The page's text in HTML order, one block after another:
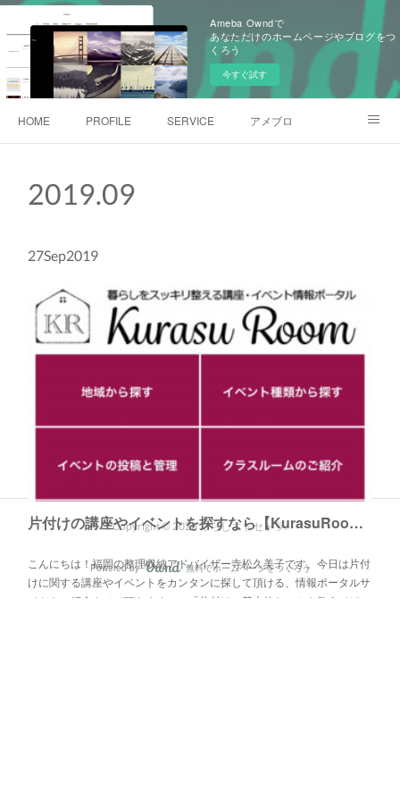
Ameba Owndで
あなただけのホームページやブログをつ
くろう
今すぐ試す
HOME PROFILE SERVICE アメブロ
2019.09
27Sep2019
片付けの講座やイベントを探すなら【KurasuRoom】へ！
こんにちは！福岡の整理収納アドバイザー寺松久美子です。今日は片付
けに関する講座やイベントをカンタンに探して頂ける、情報ポータルサ
イトをご紹介させて頂きます。。「片付けの基本的なことを教えてほ…
Copyright © 2026くらしエトセトラ.
Powered by AmebaOwnd
無料でホームページをつくろう